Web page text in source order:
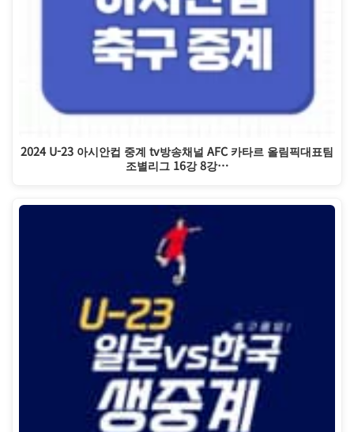
2024 U-23 아시안컵 중계 tv방송채널 AFC 카타르 올림픽대표팀
조별리그 16강 8강…